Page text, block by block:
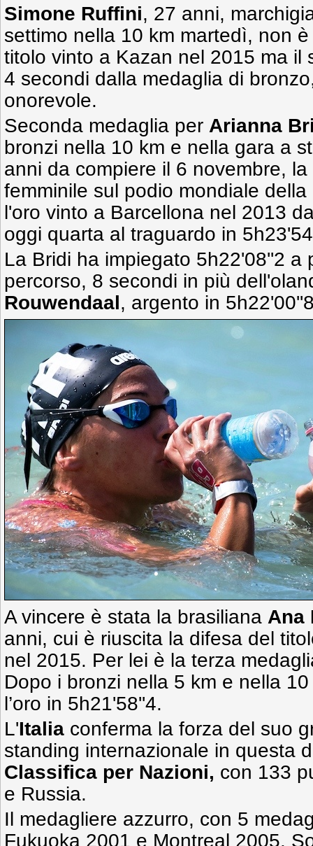
Simone Ruffini, 27 anni,
settimo nella 10 km martedì, non
titolo vinto a Kazan nel 2015 ma il
4 secondi dalla medaglia di
onorevole.
Seconda medaglia per Arianna
bronzi nella 10 km e nella gara a
anni da compiere il 6 novembre,
femminile sul podio mondiale
l'oro vinto a Barcellona nel 2013
oggi quarta al traguardo in
La Bridi ha impiegato 5h22'08''2 a
percorso, 8 secondi in più
Rouwendaal, argento in
A vincere è stata la brasiliana Ana
anni, cui è riuscita la difesa del
nel 2015. Per lei è la terza
Dopo i bronzi nella 5 km e nella
l’oro in 5h21'58''4.
L'Italia conferma la forza del suo
standing internazionale in questa
Classifica per Nazioni, con 133
e Russia.
Il medagliere azzurro, con 5
Fukuoka 2001 e Montreal 2005.